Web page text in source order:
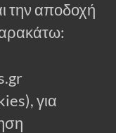
την αποδοχή
για